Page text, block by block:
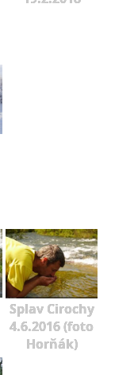
Splav Cirochy
4.6.2016 (foto
Horňák)